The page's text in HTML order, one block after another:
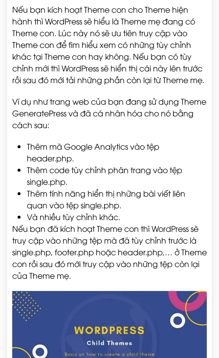
Nếu bạn kích hoạt Theme con cho Theme hiện
hành thì WordPress sẽ hiểu là Theme mẹ đang có
Theme con. Lúc này nó sẽ ưu tiên truy cập vào
Theme con để tìm hiểu xem có những tùy chỉnh
khác tại Theme con hay không. Nếu bạn có tùy
chỉnh mới thì WordPress sẽ hiển thị cái này lên trước
rồi sau đó mới tải những phần còn lại từ Theme mẹ.
Ví dụ như trang web của bạn đang sử dụng Theme
GeneratePress và đã cá nhân hóa cho nó bằng
cách sau:
Thêm mã Google Analytics vào tệp
header.php.
Thêm code tùy chỉnh phân trang vào tệp
single.php.
Thêm tính năng hiển thị những bài viết liên
quan vào tệp single.php.
Và nhiều tùy chỉnh khác.
Nếu bạn đã kích hoạt Theme con thì WordPress sẽ
truy cập vào những tệp mà đã tùy chỉnh trước là
single.php, footer.php hoặc header.php,… ở Theme
con rồi sau đó mới truy cập vào những tệp còn lại
của Theme mẹ.